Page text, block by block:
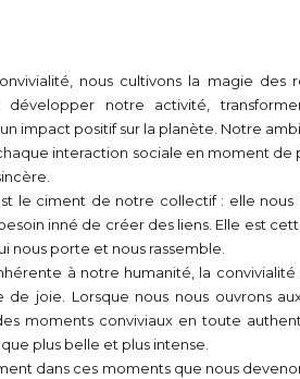
nous cultivons la magie des
développer notre activité,
impact positif sur la planète. Notre
interaction sociale en moment de
le ciment de notre collectif : elle
inné de créer des liens. Elle est
nous porte et nous rassemble.
à notre humanité, la convivialité
de joie. Lorsque nous nous ouvrons
moments conviviaux en toute
plus belle et plus intense.
dans ces moments que nous